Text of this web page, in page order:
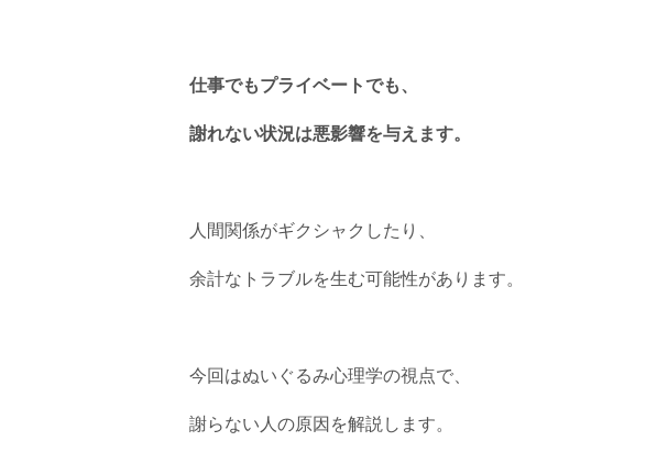
仕事でもプライベートでも、
謝れない状況は悪影響を与えます。
人間関係がギクシャクしたり、
余計なトラブルを生む可能性があります。
今回はぬいぐるみ心理学の視点で、
謝らない人の原因を解説します。